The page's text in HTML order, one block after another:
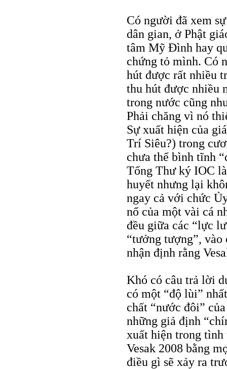
Có người đã xem
dân gian, ở Phật
tâm Mỹ Đình hay
chứng tỏ mình. Có
hút được rất nhiều
thu hút được nhiều
trong nước cũng
Phải chăng vì nó
Sự xuất hiện của
Trí Siêu?) trong
chưa thể bình tĩnh
Tổng Thư ký IOC
huyết nhưng lại
ngay cả với chức
nổ của một vài cá
đều giữa các “lực
“tưởng tượng”,
nhận định rằng
Khó có câu trả lời
có một “độ lùi”
chất “nước đôi”
những giả định
xuất hiện trong tình
Vesak 2008 bằng
điều gì sẽ xảy ra